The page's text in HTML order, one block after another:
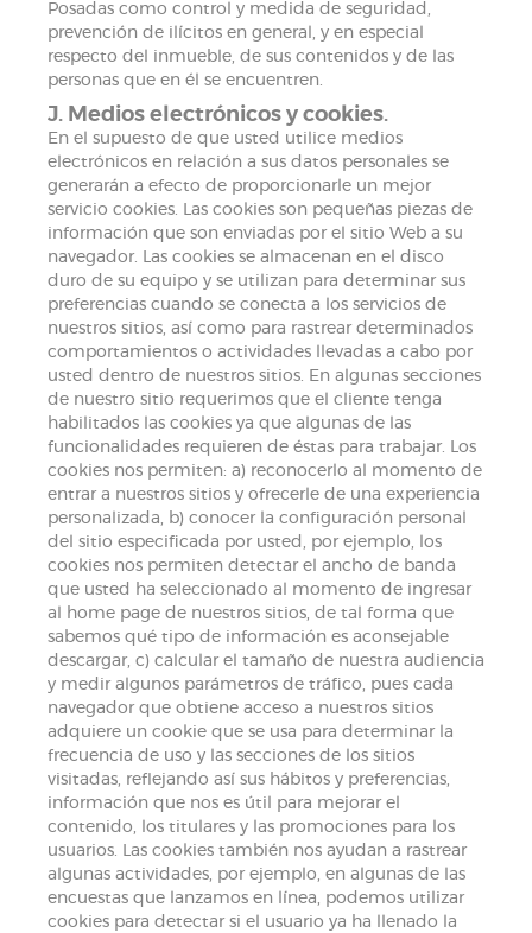
Posadas como control y medida de seguridad,
prevención de ilícitos en general, y en especial
respecto del inmueble, de sus contenidos y de las
personas que en él se encuentren.
J. Medios electrónicos y cookies.
En el supuesto de que usted utilice medios
electrónicos en relación a sus datos personales se
generarán a efecto de proporcionarle un mejor
servicio cookies. Las cookies son pequeñas piezas de
información que son enviadas por el sitio Web a su
navegador. Las cookies se almacenan en el disco
duro de su equipo y se utilizan para determinar sus
preferencias cuando se conecta a los servicios de
nuestros sitios, así como para rastrear determinados
comportamientos o actividades llevadas a cabo por
usted dentro de nuestros sitios. En algunas secciones
de nuestro sitio requerimos que el cliente tenga
habilitados las cookies ya que algunas de las
funcionalidades requieren de éstas para trabajar. Los
cookies nos permiten: a) reconocerlo al momento de
entrar a nuestros sitios y ofrecerle de una experiencia
personalizada, b) conocer la configuración personal
del sitio especificada por usted, por ejemplo, los
cookies nos permiten detectar el ancho de banda
que usted ha seleccionado al momento de ingresar
al home page de nuestros sitios, de tal forma que
sabemos qué tipo de información es aconsejable
descargar, c) calcular el tamaño de nuestra audiencia
y medir algunos parámetros de tráfico, pues cada
navegador que obtiene acceso a nuestros sitios
adquiere un cookie que se usa para determinar la
frecuencia de uso y las secciones de los sitios
visitadas, reflejando así sus hábitos y preferencias,
información que nos es útil para mejorar el
contenido, los titulares y las promociones para los
usuarios. Las cookies también nos ayudan a rastrear
algunas actividades, por ejemplo, en algunas de las
encuestas que lanzamos en línea, podemos utilizar
cookies para detectar si el usuario ya ha llenado la